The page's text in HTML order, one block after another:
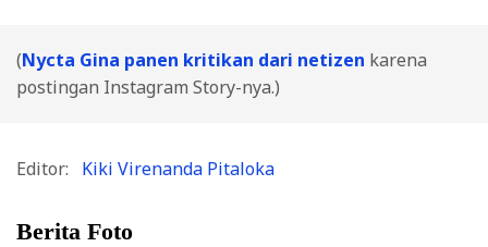
(Nycta Gina panen kritikan dari netizen karena
postingan Instagram Story-nya.)
Editor: Kiki Virenanda Pitaloka
Berita Foto